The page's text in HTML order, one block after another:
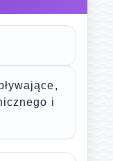
i